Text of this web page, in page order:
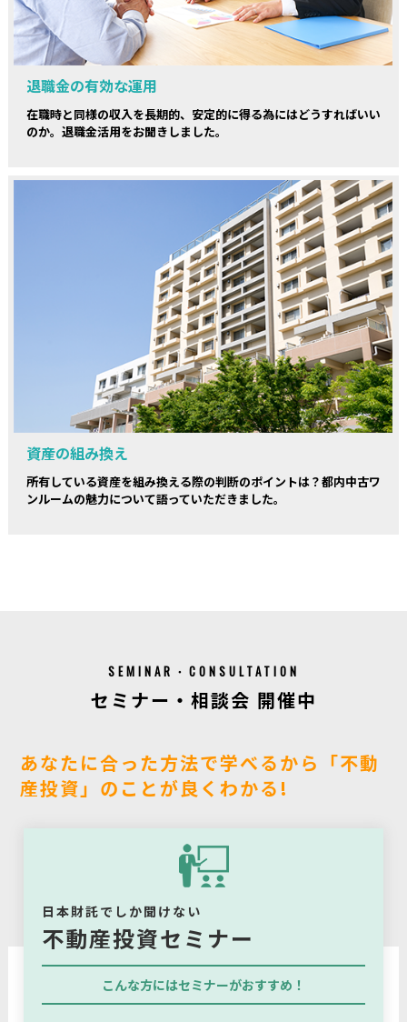
退職金の有効な運用
在職時と同様の収入を長期的、安定的に得る為にはどうすればいい
のか。退職金活用をお聞きしました。
資産の組み換え
所有している資産を組み換える際の判断のポイントは？都内中古ワ
ンルームの魅力について語っていただきました。
SEMINAR・CONSULTATION
セミナー・相談会 開催中
あなたに合った方法で学べるから「不動
産投資」のことが良くわかる!
日本財託でしか聞けない
不動産投資セミナー
こんな方にはセミナーがおすすめ！